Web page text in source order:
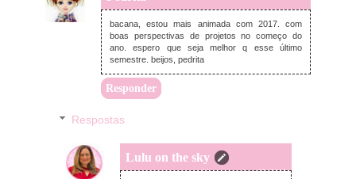
bacana, estou mais animada com 2017. com
boas perspectivas de projetos no começo do
ano. espero que seja melhor q esse último
semestre. beijos, pedrita
Responder
Respostas
Lulu on the sky
sexta-feira, novembro 25, 2016